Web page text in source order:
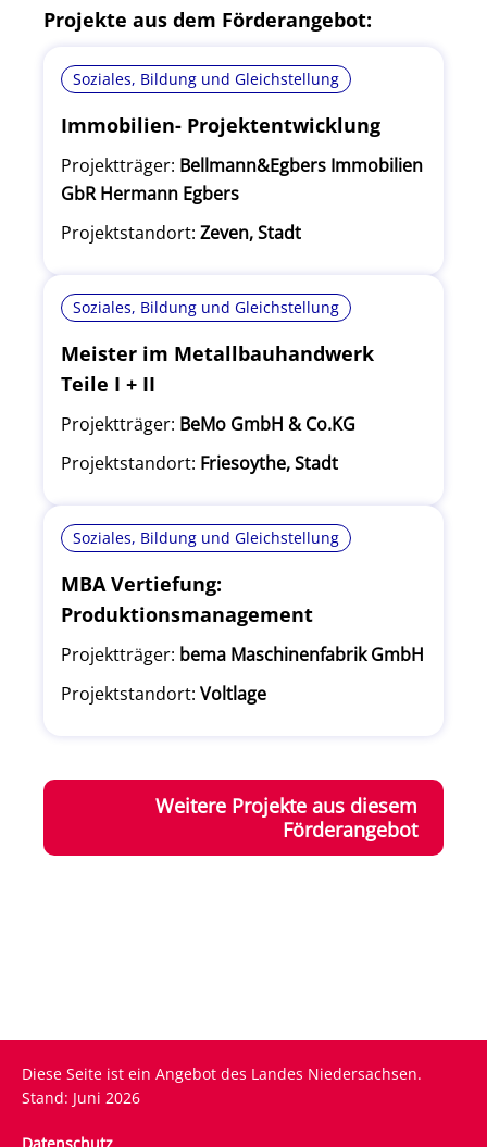
Projekte aus dem Förderangebot:
Soziales, Bildung und Gleichstellung
Immobilien- Projektentwicklung
Projektträger: Bellmann&Egbers Immobilien
GbR Hermann Egbers
Projektstandort: Zeven, Stadt
Soziales, Bildung und Gleichstellung
Meister im Metallbauhandwerk
Teile I + II
Projektträger: BeMo GmbH & Co.KG
Projektstandort: Friesoythe, Stadt
Soziales, Bildung und Gleichstellung
MBA Vertiefung:
Produktionsmanagement
Projektträger: bema Maschinenfabrik GmbH
Projektstandort: Voltlage
Weitere Projekte aus diesem
Förderangebot
Diese Seite ist ein Angebot des Landes Niedersachsen.
Stand: Juni 2026